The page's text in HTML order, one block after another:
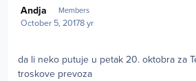
Andja Members
October 5, 20178 yr
da li neko putuje u petak 20. oktobra za
troskove prevoza